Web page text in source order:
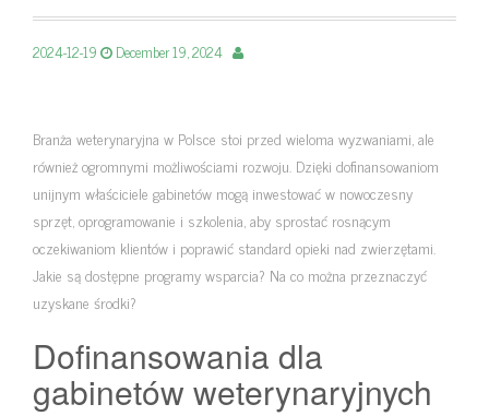
2024-12-19 December 19, 2024
Branża weterynaryjna w Polsce stoi przed wieloma wyzwaniami, ale
również ogromnymi możliwościami rozwoju. Dzięki dofinansowaniom
unijnym właściciele gabinetów mogą inwestować w nowoczesny
sprzęt, oprogramowanie i szkolenia, aby sprostać rosnącym
oczekiwaniom klientów i poprawić standard opieki nad zwierzętami.
Jakie są dostępne programy wsparcia? Na co można przeznaczyć
uzyskane środki?
Dofinansowania dla
gabinetów weterynaryjnych